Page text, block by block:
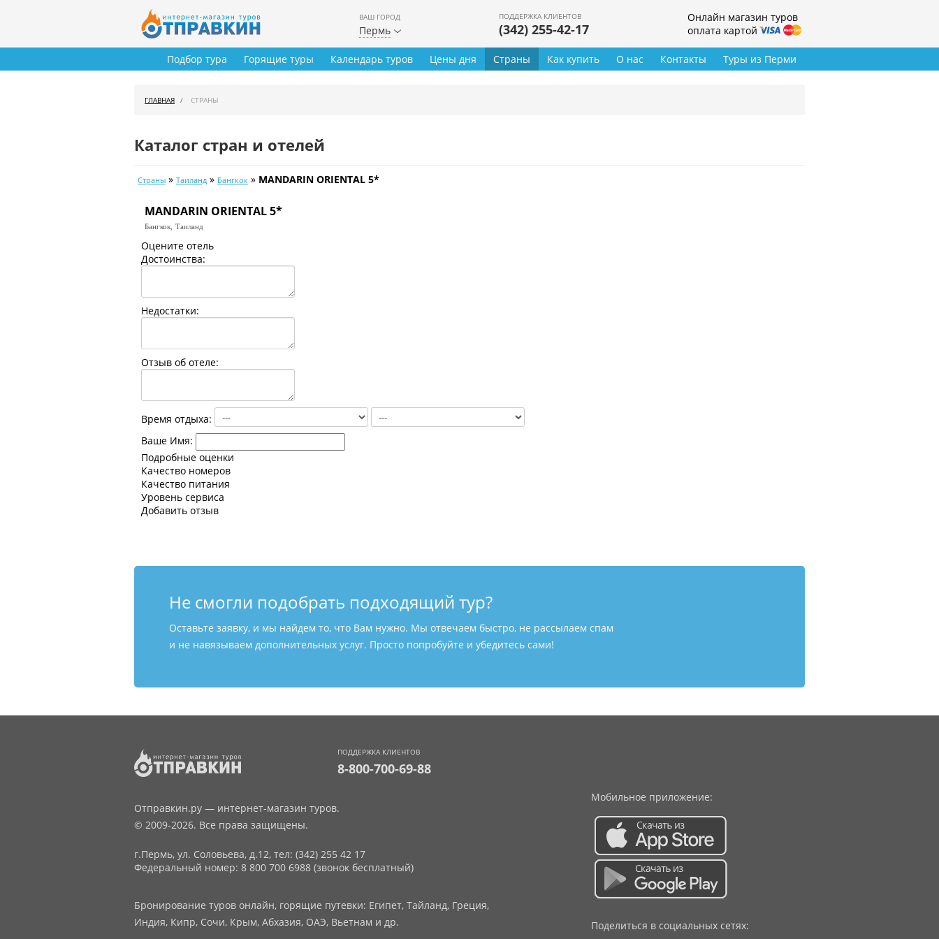
ВАШ ГОРОД
Пермь
ПОДДЕРЖКА КЛИЕНТОВ
(342) 255-42-17
Онлайн магазин туров
оплата картой
Туры из Перми
Подбор тура Горящие туры Календарь туров Цены дня Страны Как купить О нас Контакты
ГЛАВНАЯ СТРАНЫ
Каталог стран и отелей
Страны » Таиланд » Бангкок » MANDARIN ORIENTAL 5*
MANDARIN ORIENTAL 5*
Бангкок, Таиланд
Оцените отель
Достоинства:
Недостатки:
Отзыв об отеле:
Время отдыха:
Ваше Имя:
Подробные оценки
Качество номеров
Качество питания
Уровень сервиса
Добавить отзыв
Не смогли подобрать подходящий тур?
Оставьте заявку, и мы найдем то, что Вам нужно. Мы отвечаем быстро, не рассылаем спам
и не навязываем дополнительных услуг. Просто попробуйте и убедитесь сами!
ПОДДЕРЖКА КЛИЕНТОВ
8-800-700-69-88
Отправкин.ру — интернет-магазин туров.
© 2009-2026. Все права защищены.
г.Пермь, ул. Соловьева, д.12, тел: (342) 255 42 17
Федеральный номер: 8 800 700 6988 (звонок бесплатный)
Бронирование туров онлайн, горящие путевки: Египет, Тайланд, Греция,
Индия, Кипр, Сочи, Крым, Абхазия, ОАЭ, Вьетнам и др.
Мобильное приложение:
Поделиться в социальных сетях: